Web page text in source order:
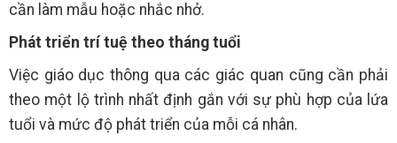
cần làm mẫu hoặc nhắc nhở.
Phát triển trí tuệ theo tháng tuổi
Việc giáo dục thông qua các giác quan cũng cần phải
theo một lộ trình nhất định gắn với sự phù hợp của lứa
tuổi và mức độ phát triển của mỗi cá nhân.